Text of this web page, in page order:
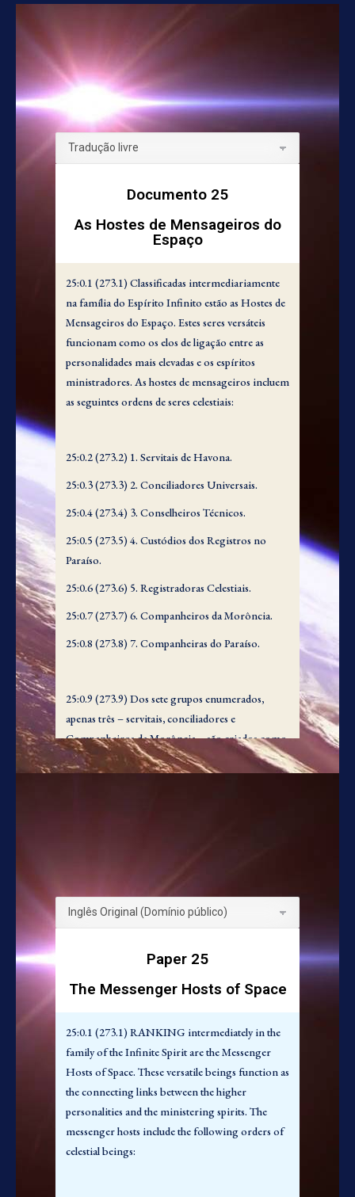
Documento 25
As Hostes de Mensageiros do
Espaço
25:0.1 (273.1) Classificadas intermediariamente
na família do Espírito Infinito estão as Hostes de
Mensageiros do Espaço. Estes seres versáteis
funcionam como os elos de ligação entre as
personalidades mais elevadas e os espíritos
ministradores. As hostes de mensageiros incluem
as seguintes ordens de seres celestiais:
25:0.2 (273.2) 1. Servitais de Havona.
25:0.3 (273.3) 2. Conciliadores Universais.
25:0.4 (273.4) 3. Conselheiros Técnicos.
25:0.5 (273.5) 4. Custódios dos Registros no
Paraíso.
25:0.6 (273.6) 5. Registradoras Celestiais.
25:0.7 (273.7) 6. Companheiros da Morôncia.
25:0.8 (273.8) 7. Companheiras do Paraíso.
25:0.9 (273.9) Dos sete grupos enumerados,
apenas três – servitais, conciliadores e
Companheiros da Morôncia – são criados como
tais; os quatro restantes representam níveis de
realização das ordens angélicas. De acordo com a
25:1.1 (273.10) Embora denominados servitais,
central não são servas em nenhum sentido servil
da palavra. No mundo espiritual não existe tal
coisa como trabalho braçal; todo serviço é
sagrado e estimulante; nem as ordens superiores
de seres desprezam as ordens inferiores da
existência.
25:1.2 (273.11) Os Servitais de Havona são o
Paper 25
The Messenger Hosts of Space
25:0.1 (273.1) RANKING intermediately in the
family of the Infinite Spirit are the Messenger
Hosts of Space. These versatile beings function as
the connecting links between the higher
personalities and the ministering spirits. The
messenger hosts include the following orders of
celestial beings: